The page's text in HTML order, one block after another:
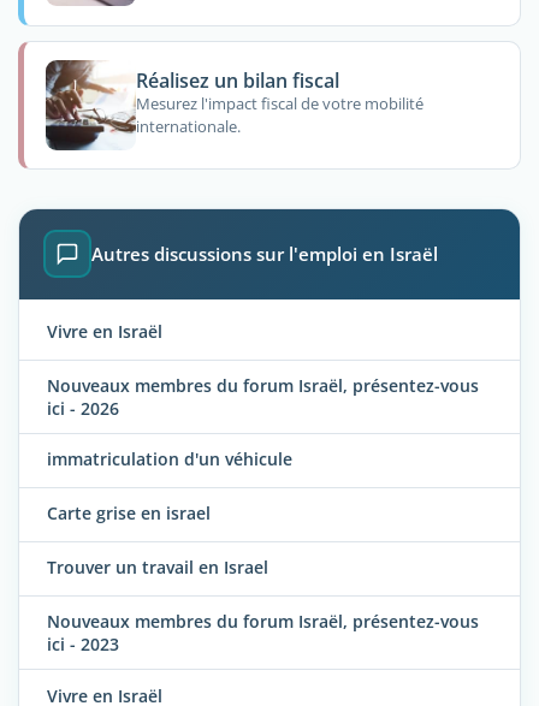
Réalisez un bilan fiscal
Mesurez l'impact fiscal de votre mobilité
internationale.
Autres discussions sur l'emploi en Israël
Vivre en Israël
Nouveaux membres du forum Israël, présentez-vous
ici - 2026
immatriculation d'un véhicule
Carte grise en israel
Trouver un travail en Israel
Nouveaux membres du forum Israël, présentez-vous
ici - 2023
Vivre en Israël